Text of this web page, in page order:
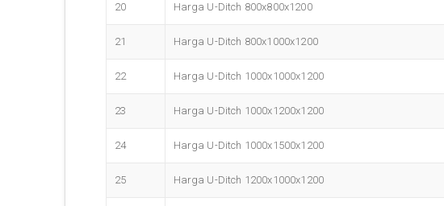
20 Harga U-Ditch 800x800x1200
21 Harga U-Ditch 800x1000x1200
22 Harga U-Ditch 1000x1000x1200
23 Harga U-Ditch 1000x1200x1200
24 Harga U-Ditch 1000x1500x1200
25 Harga U-Ditch 1200x1000x1200